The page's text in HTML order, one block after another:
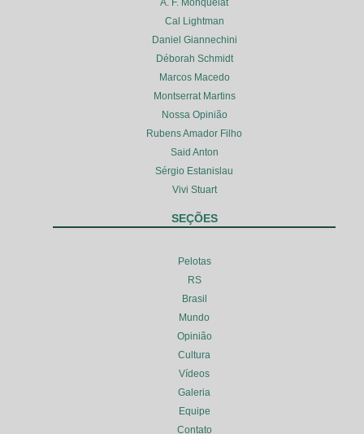
A. F. Monquelat
Cal Lightman
Daniel Giannechini
Déborah Schmidt
Marcos Macedo
Montserrat Martins
Nossa Opinião
Rubens Amador Filho
Said Anton
Sérgio Estanislau
Vivi Stuart
SEÇÕES
Pelotas
RS
Brasil
Mundo
Opinião
Cultura
Vídeos
Galeria
Equipe
Contato